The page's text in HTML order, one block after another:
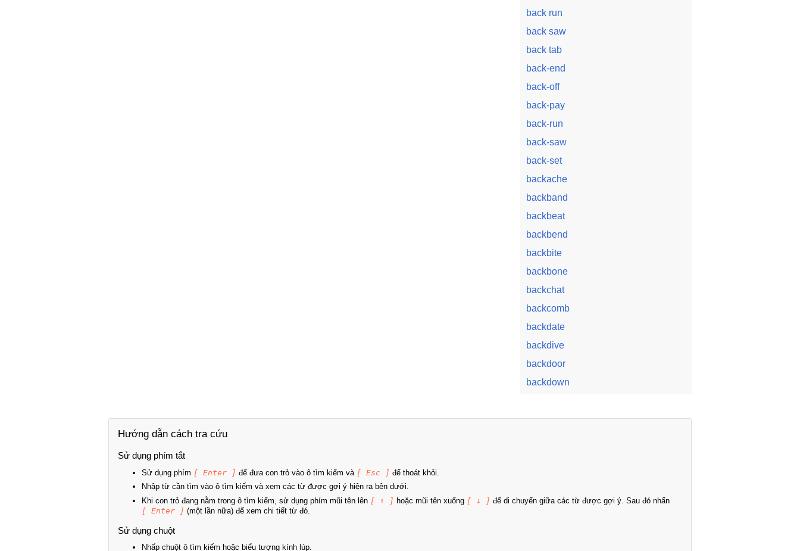
back run
back saw
back tab
back-end
back-off
back-pay
back-run
back-saw
back-set
backache
backband
backbeat
backbend
backbite
backbone
backchat
backcomb
backdate
backdive
backdoor
backdown
Hướng dẫn cách tra cứu
Sử dụng phím tắt
Sử dụng phím [ Enter ] để đưa con trỏ vào ô tìm kiếm và [ Esc ] để thoát khỏi.
Nhập từ cần tìm vào ô tìm kiếm và xem các từ được gợi ý hiện ra bên dưới.
Khi con trỏ đang nằm trong ô tìm kiếm, sử dụng phím mũi tên lên [ ↑ ] hoặc mũi tên xuống [ ↓ ] để di chuyển giữa các từ được gợi ý. Sau đó nhấn
[ Enter ] (một lần nữa) để xem chi tiết từ đó.
Sử dụng chuột
Nhấp chuột ô tìm kiếm hoặc biểu tượng kính lúp.